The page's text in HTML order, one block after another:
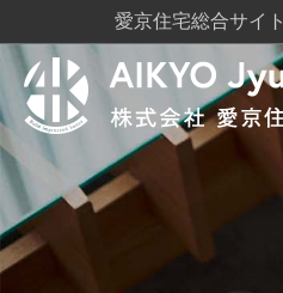
愛京住宅総合サイト